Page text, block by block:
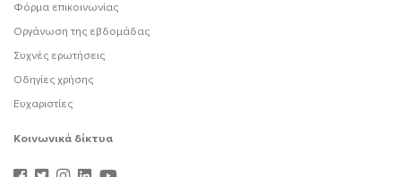
Φόρμα επικοινωνίας
Οργάνωση της εβδομάδας
Συχνές ερωτήσεις
Οδηγίες χρήσης
Ευχαριστίες
Κοινωνικά δίκτυα